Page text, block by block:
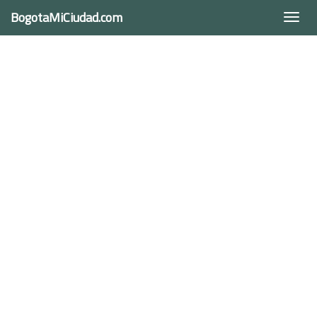
BogotaMiCiudad.com